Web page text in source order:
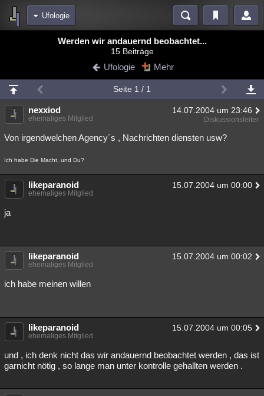
Ufologie
Blogs
Chat Wiki Neuigkeiten
meine Rubriken
Menschen Mystery Kriminalfälle
Spiritualität Verschwörungen Technologie Ufologie
Natur Umfragen
weitere Rubriken
Philosophie Träume
Übersichten
Werden wir andauernd beobachtet...
15 Beiträge
Ufologie Mehr
Seite 1 / 1
nexxiod 14.07.2004 um 23:46
ehemaliges Mitglied Diskussionsleiter
Von irgendwelchen Agency´s , Nachrichten diensten usw?
Ich habe Die Macht, und Du?
likeparanoid 15.07.2004 um 00:00
ehemaliges Mitglied
ja
likeparanoid 15.07.2004 um 00:02
ehemaliges Mitglied
ich habe meinen willen
likeparanoid 15.07.2004 um 00:05
ehemaliges Mitglied
und , ich denk nicht das wir andauernd beobachtet werden , das ist
garnicht nötig , so lange man unter kontrolle gehallten werden .